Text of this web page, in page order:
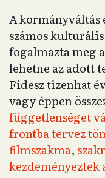
A kormányváltás
számos
fogalmazta meg
lehetne az adott
Fidesz tizenhat
vagy éppen
függetlenséget
frontba tervez
filmszakma,
kezdeményeztek